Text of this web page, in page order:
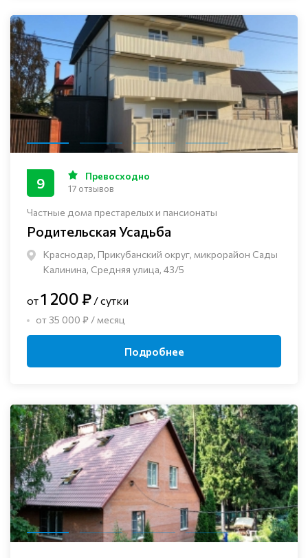
Частные дома престарелых и пансионаты
Родительская Усадьба
Краснодар, Прикубанский округ, микрорайон Сады
Калинина, Средняя улица, 43/5
9 Превосходно
17 отзывов
от1 200 ₽ / сутки
от 35 000 ₽ / месяц
Подробнее